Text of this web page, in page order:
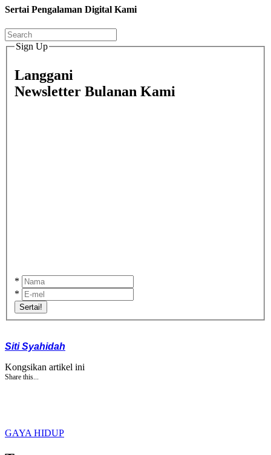
Sertai Pengalaman Digital Kami
Sign Up
Langgani
Newsletter Bulanan Kami
*
*
Sertai!
Siti Syahidah
Kongsikan artikel ini
Share this...
GAYA HIDUP